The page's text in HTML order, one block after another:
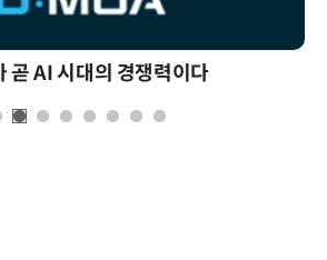
곧 AI 시대의 경쟁력이다